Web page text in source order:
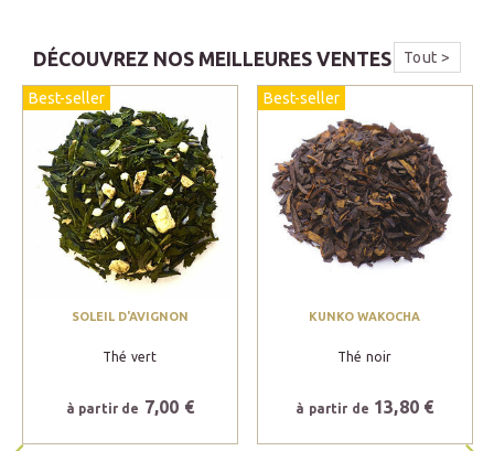
DÉCOUVREZ NOS MEILLEURES VENTES Tout >
Best-seller
SOLEIL D'AVIGNON
Thé vert
à partir de 7,00 €
Best-seller
KUNKO WAKOCHA
Thé noir
à partir de 13,80 €